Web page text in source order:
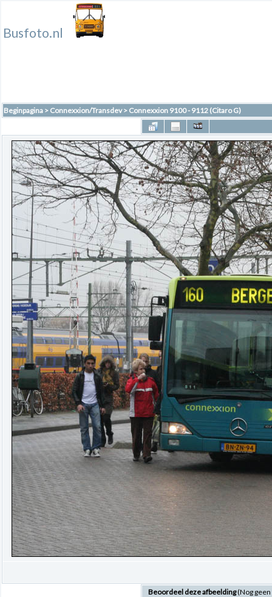
Busfoto.nl
Beginpagina > Connexxion/Transdev> Connexxion 9100 - 9112 (Citaro G)
Beoordeel deze afbeelding(Nog